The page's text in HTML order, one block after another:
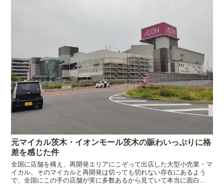
元マイカル茨木・イオンモール茨木の賑わいっぷりに格
差を感じた件
全国に店舗を構え、再開発エリアにこぞって出店した大型小売業・マ
イカル。そのマイカルと再開発は切っても切れない存在にあるよう
で、全国にこの手の店舗が実に多数あるから見ていて本当に面白...